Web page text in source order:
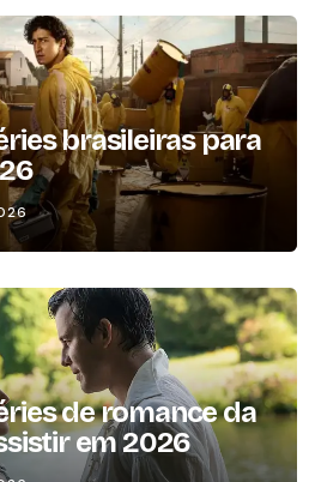
brasileiras para
de romance da
em 2026